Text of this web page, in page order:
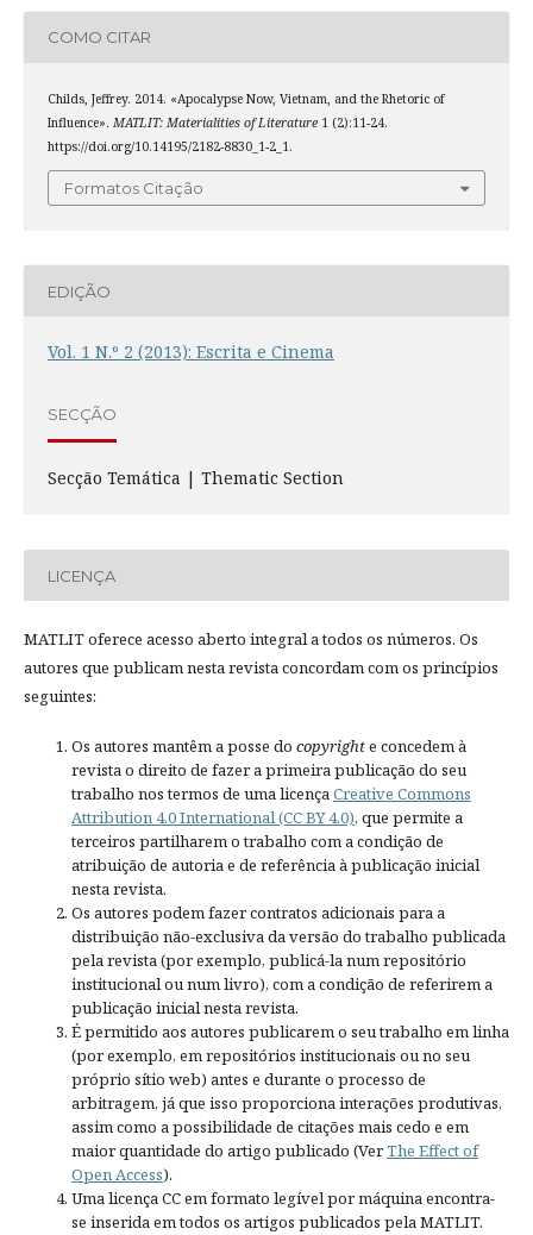
COMO CITAR
Childs, Jeffrey. 2014. «Apocalypse Now, Vietnam, and the Rhetoric of
Influence». MATLIT: Materialities of Literature1 (2):11-24.
https://doi.org/10.14195/2182-8830_1-2_1.
Formatos Citação
EDIÇÃO
Vol. 1 N.º 2 (2013): Escrita e Cinema
SECÇÃO
Secção Temática | Thematic Section
LICENÇA
MATLIT oferece acesso aberto integral a todos os números. Os
autores que publicam nesta revista concordam com os princípios
seguintes:
Os autores mantêm a posse do copyrighte concedem à
revista o direito de fazer a primeira publicação do seu
trabalho nos termos de uma licençaCreative Commons
Attribution 4.0 International (CC BY 4.0), que permite a
terceiros partilharem o trabalho com a condição de
atribuição de autoria e de referência à publicação inicial
nesta revista.
Os autores podem fazer contratos adicionais para a
distribuição não-exclusiva da versão do trabalho publicada
pela revista (por exemplo, publicá-la num repositório
institucional ou num livro), com a condição de referirem a
publicação inicial nesta revista.
É permitido aos autores publicarem o seu trabalho em linha
(por exemplo, em repositórios institucionais ou no seu
próprio sítio web) antes e durante o processo de
arbitragem, já que isso proporciona interações produtivas,
assim como a possibilidade de citações mais cedo e em
maior quantidade do artigo publicado (VerThe Effect of
Open Access).
Uma licença CC em formato legível por máquina encontra-
se inserida em todos os artigos publicados pela MATLIT.